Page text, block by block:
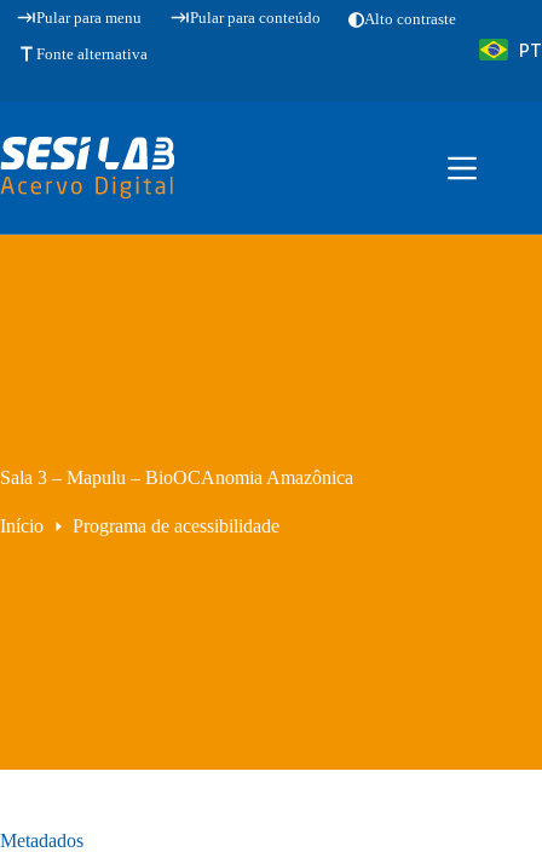
PularPular para menu Pular para conteúdo
Alto contraste
Fonte alternativa
PT
Sala 3 – Mapulu – BioOCAnomia Amazônica
Início Programa de acessibilidade
Metadados